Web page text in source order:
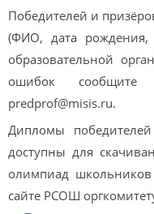
Победителей и
(ФИО, дата
образовательной
ошибок сообщите
predprof@misis.ru.
Дипломы
доступны для
олимпиад
сайте РСОШ